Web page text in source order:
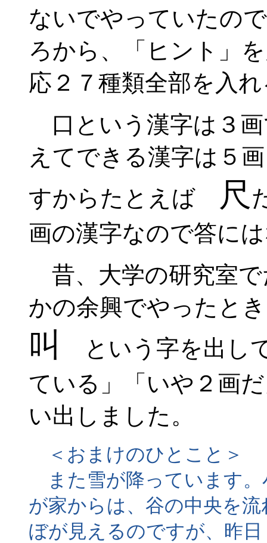
ないでやっていたの
ろから、「ヒント」
応２７種類全部を入
口という漢字は３
えてできる漢字は５
すからたとえば
尺
画の漢字なので答に
昔、大学の研究室
かの余興でやったと
叫
という字を出し
ている」「いや２画
い出しました。
＜おまけのひとこと＞
また雪が降っています。
が家からは、谷の中央を
ぼが見えるのですが、昨